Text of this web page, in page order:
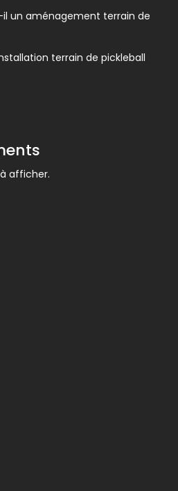
un aménagement terrain de
terrain de pickleball
afficher.